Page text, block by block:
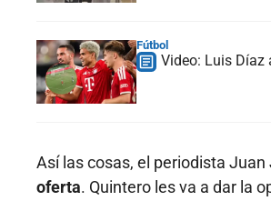
Fútbol
Video: Luis Díaz
Así las cosas, el periodista Juan
oferta. Quintero les va a dar la